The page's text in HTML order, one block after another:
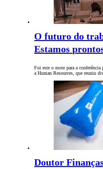
O futuro do
Estamos
Foi este o mote para a
a Human Resources, que reuniu
Doutor